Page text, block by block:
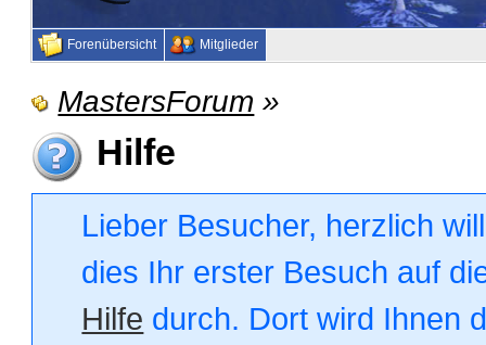
Forenübersicht Mitglieder
MastersForum »
Hilfe
Lieber Besucher, herzlich
dies Ihr erster Besuch auf
Hilfe durch. Dort wird Ihnen